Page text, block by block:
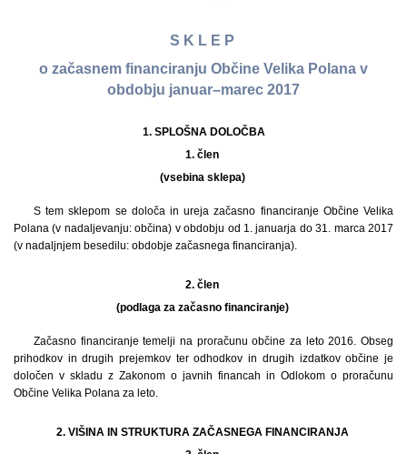
S K L E P
o začasnem financiranju Občine Velika Polana v
obdobju januar–marec 2017
1. SPLOŠNA DOLOČBA
1. člen
(vsebina sklepa)
S tem sklepom se določa in ureja začasno financiranje Občine Velika
Polana (v nadaljevanju: občina) v obdobju od 1. januarja do 31. marca 2017
(v nadaljnjem besedilu: obdobje začasnega financiranja).
2. člen
(podlaga za začasno financiranje)
Začasno financiranje temelji na proračunu občine za leto 2016. Obseg
prihodkov in drugih prejemkov ter odhodkov in drugih izdatkov občine je
določen v skladu z Zakonom o javnih financah in Odlokom o proračunu
Občine Velika Polana za leto.
2. VIŠINA IN STRUKTURA ZAČASNEGA FINANCIRANJA